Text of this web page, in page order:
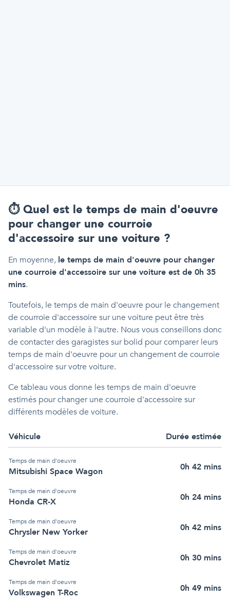
⏱️ Quel est le temps de main d'oeuvre
pour changer une courroie
d'accessoire sur une voiture ?
En moyenne, le temps de main d'oeuvre pour changer
une courroie d'accessoire sur une voiture est de 0h 35
mins.
Toutefois, le temps de main d'oeuvre pour le changement
de courroie d'accessoire sur une voiture peut être très
variable d'un modèle à l'autre. Nous vous conseillons donc
de contacter des garagistes sur bolid pour comparer leurs
temps de main d'oeuvre pour un changement de courroie
d'accessoire sur votre voiture.
Ce tableau vous donne les temps de main d'oeuvre
estimés pour changer une courroie d'accessoire sur
différents modèles de voiture.
Véhicule Durée estimée
Temps de main d'oeuvre
Mitsubishi Space Wagon 0h 42 mins
Temps de main d'oeuvre
Honda CR-X 0h 24 mins
Temps de main d'oeuvre
Chrysler New Yorker 0h 42 mins
Temps de main d'oeuvre
Chevrolet Matiz 0h 30 mins
Temps de main d'oeuvre
Volkswagen T-Roc 0h 49 mins